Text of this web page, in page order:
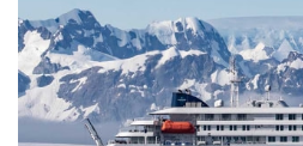
ongeloofelijke ervaring